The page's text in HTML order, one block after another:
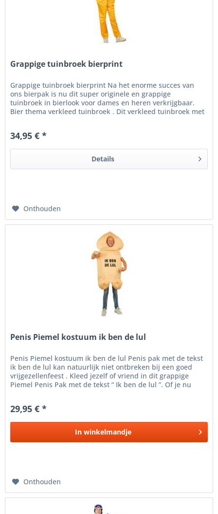
Grappige tuinbroek bierprint
Grappige tuinbroek bierprint Na het enorme succes van
ons bierpak is nu dit super originele en grappige
tuinbroek in bierlook voor dames en heren verkrijgbaar.
Bier thema verkleed tuinbroek . Dit verkleed tuinbroek met
34,95 € *
Details
Onthouden
Penis Piemel kostuum ik ben de lul
Penis Piemel kostuum ik ben de lul Penis pak met de tekst
ik ben de lul kan natuurlijk niet ontbreken bij een goed
vrijgezellenfeest . Kleed jezelf of vriend in dit grappige
Piemel Penis Pak met de tekst “ Ik ben de lul ”. Of je nu
29,95 € *
In winkelmandje
Onthouden